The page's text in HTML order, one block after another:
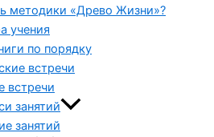
методики «Древо Жизни»?
учения
по порядку
встречи
встречи
занятий
занятий